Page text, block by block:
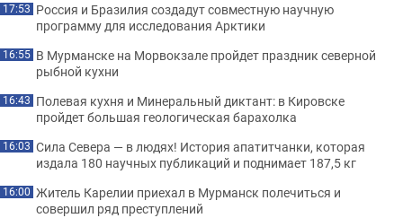
17:53 Россия и Бразилия создадут совместную научную
программу для исследования Арктики
16:55 В Мурманске на Морвокзале пройдет праздник северной
рыбной кухни
16:43 Полевая кухня и Минеральный диктант: в Кировске
пройдет большая геологическая барахолка
16:03 Сила Севера — в людях! История апатитчанки, которая
издала 180 научных публикаций и поднимает 187,5 кг
16:00 Житель Карелии приехал в Мурманск полечиться и
совершил ряд преступлений